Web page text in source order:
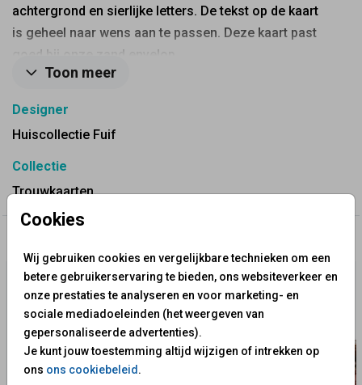
Cookies
Wij gebruiken cookies en vergelijkbare technieken om een
betere gebruikerservaring te bieden, ons websiteverkeer en
onze prestaties te analyseren en voor marketing- en
sociale mediadoeleinden (het weergeven van
gepersonaliseerde advertenties).
Je kunt jouw toestemming altijd wijzigen of intrekken op
ons ons cookiebeleid.
achtergrond en sierlijke letters. De tekst op de kaart
is geheel naar wens aan te passen. Deze kaart past
goed bij onze zand envelop.
Toon meer
Designer
Huiscollectie Fuif
Collectie
Trouwkaarten